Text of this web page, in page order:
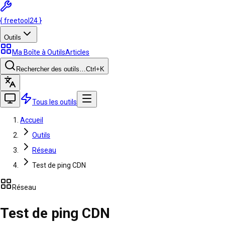
{freetool 24 }
Outils
Ma Boîte à OutilsArticles
Rechercher des outils…Ctrl +K
Tous les outils
Accueil
Outils
Réseau
Test de ping CDN
Réseau
Test de ping CDN